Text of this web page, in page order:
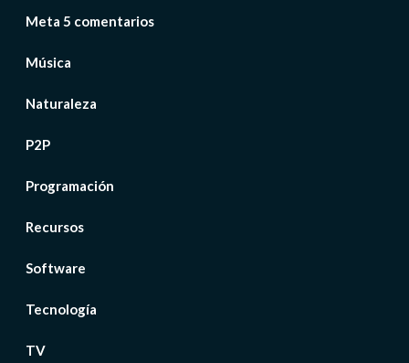
Meta 5 comentarios
Música
Naturaleza
P2P
Programación
Recursos
Software
Tecnología
TV